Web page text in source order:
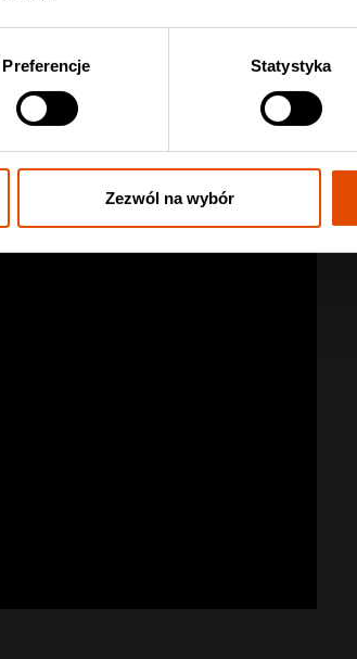
Preferencje Statystyka
Zezwól na wybór